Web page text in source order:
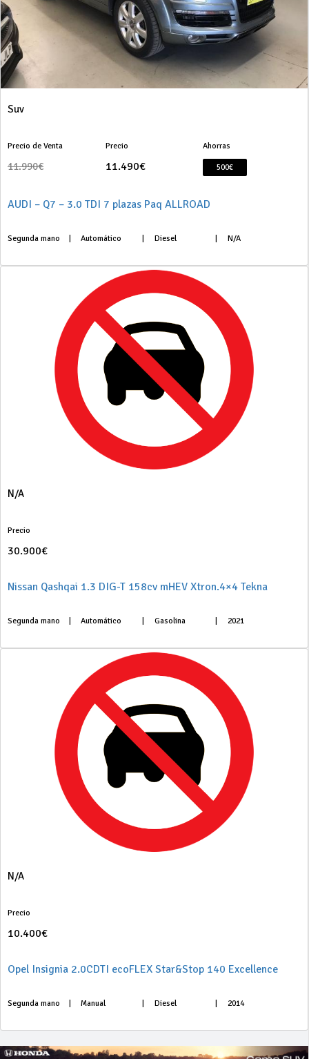
Suv
Precio de Venta
11.990€
Precio
11.490€
Ahorras
500€
AUDI – Q7 – 3.0 TDI 7 plazas Paq ALLROAD
Segunda mano Automático Diesel N/A
N/A
Precio
30.900€
Nissan Qashqai 1.3 DIG-T 158cv mHEV Xtron.4×4 Tekna
Segunda mano Automático Gasolina 2021
N/A
Precio
10.400€
Opel Insignia 2.0CDTI ecoFLEX Star&Stop 140 Excellence
Segunda mano Manual Diesel 2014